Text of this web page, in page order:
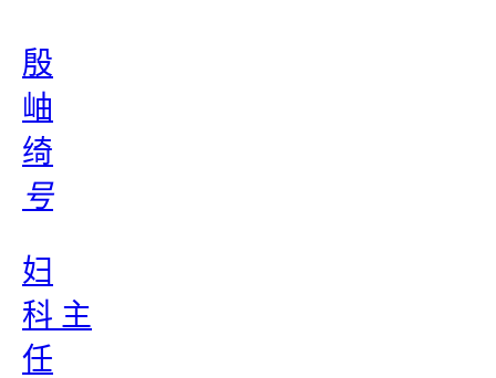
殷
岫
绮
号
妇
科 主
任